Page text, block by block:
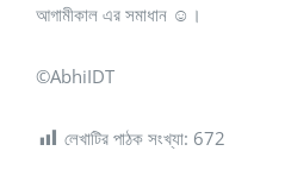
আগামীকাল এর সমাধান ☺।
©AbhiIDT
লেখাটির পাঠক সংখ্যা: 672